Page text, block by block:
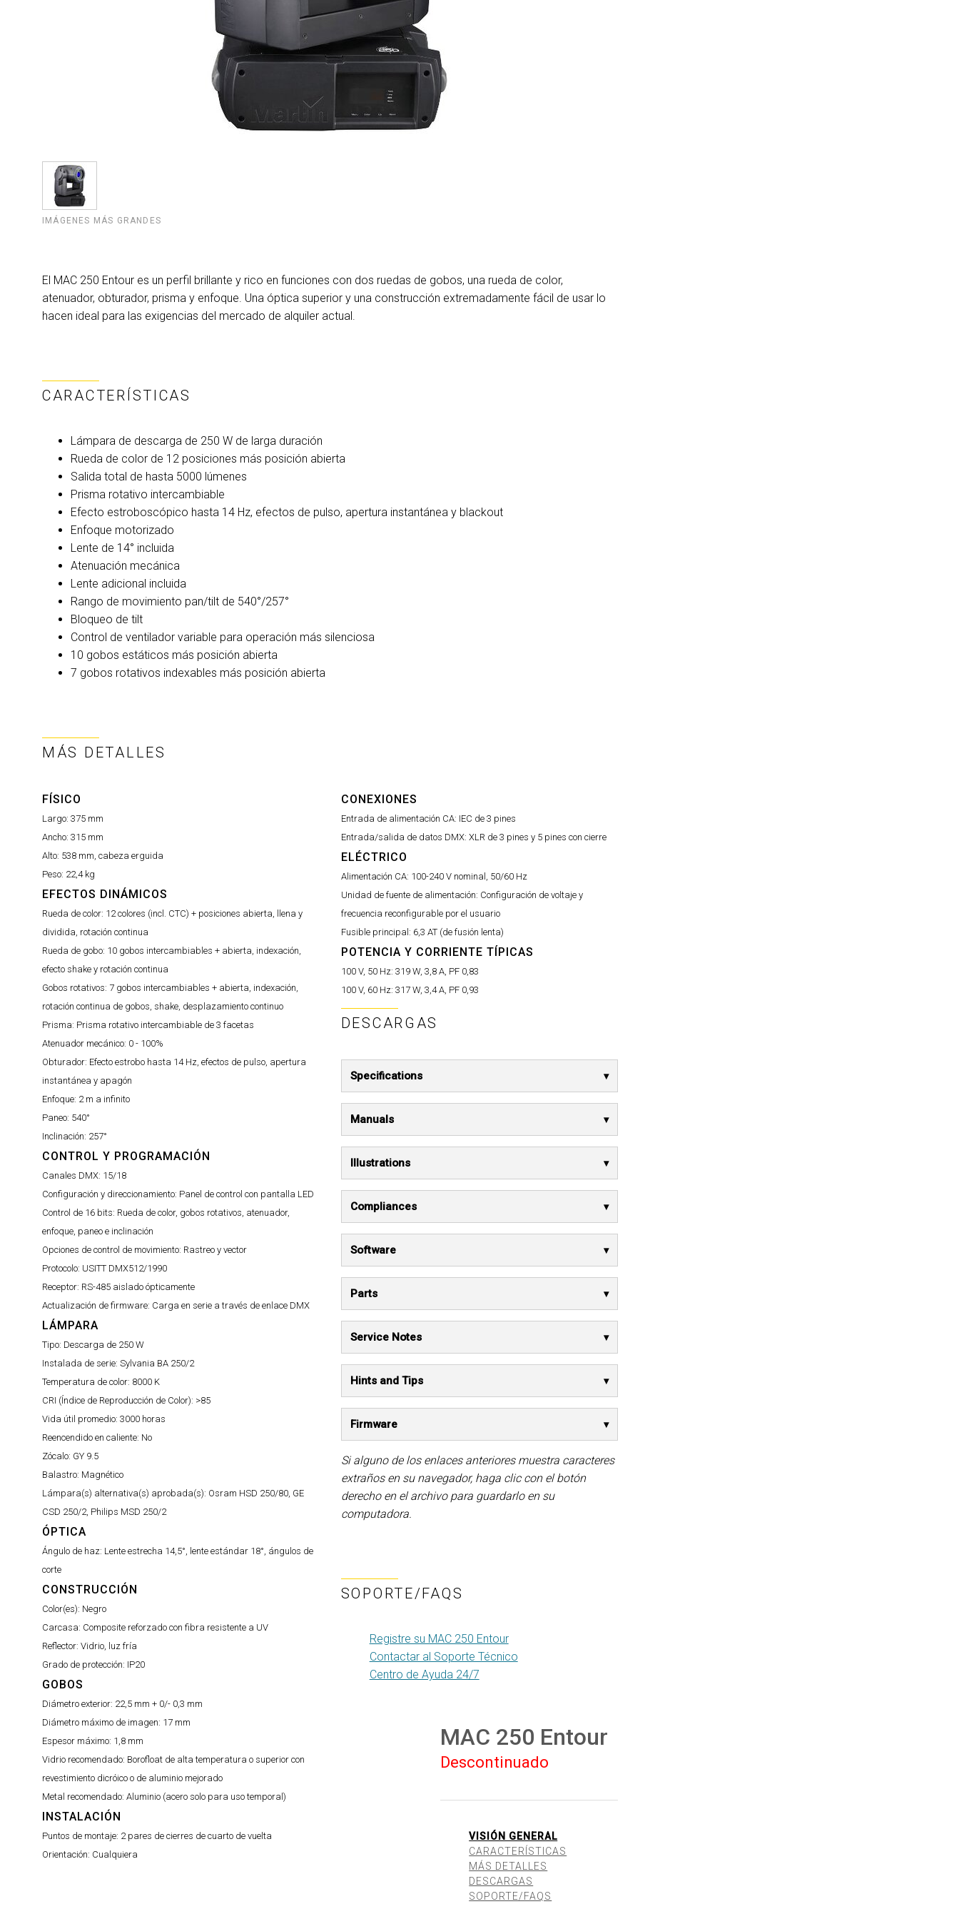
IMÁGENES MÁS GRANDES
El MAC 250 Entour es un perfil brillante y rico en funciones con dos ruedas de gobos, una rueda de color,
atenuador, obturador, prisma y enfoque. Una óptica superior y una construcción extremadamente fácil de usar lo
hacen ideal para las exigencias del mercado de alquiler actual.
CARACTERÍSTICAS
Lámpara de descarga de 250 W de larga duración
Rueda de color de 12 posiciones más posición abierta
Salida total de hasta 5000 lúmenes
Prisma rotativo intercambiable
Efecto estroboscópico hasta 14 Hz, efectos de pulso, apertura instantánea y blackout
Enfoque motorizado
Lente de 14° incluida
Atenuación mecánica
Lente adicional incluida
Rango de movimiento pan/tilt de 540°/257°
Bloqueo de tilt
Control de ventilador variable para operación más silenciosa
10 gobos estáticos más posición abierta
7 gobos rotativos indexables más posición abierta
MÁS DETALLES
FÍSICO
Largo: 375 mm
Ancho: 315 mm
Alto: 538 mm, cabeza erguida
Peso: 22,4 kg
EFECTOS DINÁMICOS
Rueda de color: 12 colores (incl. CTC) + posiciones abierta, llena y
dividida, rotación continua
Rueda de gobo: 10 gobos intercambiables + abierta, indexación,
efecto shake y rotación continua
Gobos rotativos: 7 gobos intercambiables + abierta, indexación,
rotación continua de gobos, shake, desplazamiento continuo
Prisma: Prisma rotativo intercambiable de 3 facetas
Atenuador mecánico: 0 - 100%
Obturador: Efecto estrobo hasta 14 Hz, efectos de pulso, apertura
instantánea y apagón
Enfoque: 2 m a infinito
Paneo: 540°
Inclinación: 257°
CONTROL Y PROGRAMACIÓN
Canales DMX: 15/18
Configuración y direccionamiento: Panel de control con pantalla LED
Control de 16 bits: Rueda de color, gobos rotativos, atenuador,
enfoque, paneo e inclinación
Opciones de control de movimiento: Rastreo y vector
Protocolo: USITT DMX512/1990
Receptor: RS-485 aislado ópticamente
Actualización de firmware: Carga en serie a través de enlace DMX
LÁMPARA
Tipo: Descarga de 250 W
Instalada de serie: Sylvania BA 250/2
Temperatura de color: 8000 K
CRI (Índice de Reproducción de Color): >85
Vida útil promedio: 3000 horas
Reencendido en caliente: No
Zócalo: GY 9.5
Balastro: Magnético
Lámpara(s) alternativa(s) aprobada(s): Osram HSD 250/80, GE
CSD 250/2, Philips MSD 250/2
ÓPTICA
Ángulo de haz: Lente estrecha 14,5°, lente estándar 18°, ángulos de
corte
CONSTRUCCIÓN
Color(es): Negro
Carcasa: Composite reforzado con fibra resistente a UV
Reflector: Vidrio, luz fría
Grado de protección: IP20
GOBOS
Diámetro exterior: 22,5 mm + 0/- 0,3 mm
Diámetro máximo de imagen: 17 mm
Espesor máximo: 1,8 mm
Vidrio recomendado: Borofloat de alta temperatura o superior con
revestimiento dicróico o de aluminio mejorado
Metal recomendado: Aluminio (acero solo para uso temporal)
INSTALACIÓN
Puntos de montaje: 2 pares de cierres de cuarto de vuelta
Orientación: Cualquiera
CONEXIONES
Entrada de alimentación CA: IEC de 3 pines
Entrada/salida de datos DMX: XLR de 3 pines y 5 pines con cierre
ELÉCTRICO
Alimentación CA: 100-240 V nominal, 50/60 Hz
Unidad de fuente de alimentación: Configuración de voltaje y
frecuencia reconfigurable por el usuario
Fusible principal: 6,3 AT (de fusión lenta)
POTENCIA Y CORRIENTE TÍPICAS
100 V, 50 Hz: 319 W, 3,8 A, PF 0,83
100 V, 60 Hz: 317 W, 3,4 A, PF 0,93
DESCARGAS
Specifications
Manuals
Illustrations
Compliances
Software
Parts
Service Notes
Hints and Tips
Firmware
Si alguno de los enlaces anteriores muestra caracteres
extraños en su navegador, haga clic con el botón
derecho en el archivo para guardarlo en su
computadora.
SOPORTE/FAQS
Registre su MAC 250 Entour
Contactar al Soporte Técnico
Centro de Ayuda 24/7
MAC 250 Entour
Descontinuado
VISIÓN GENERAL
CARACTERÍSTICAS
MÁS DETALLES
DESCARGAS
SOPORTE/FAQS